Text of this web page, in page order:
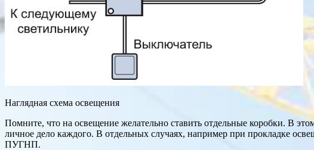
Наглядная схема освещения
Помните, что на освещение желательно ставить отдельные коробки. В
личное дело каждого. В отдельных случаях, например при прокладке
ПУГНП.